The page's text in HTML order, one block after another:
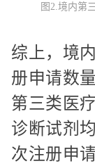
图2.境内第
综上，境
册申请数
第三类医
诊断试剂
次注册申